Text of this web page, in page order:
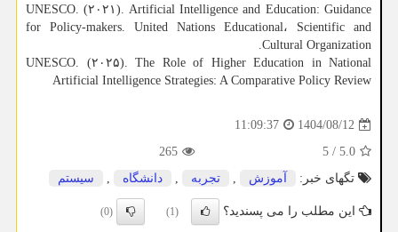
UNESCO. (۲۰۲۱). Artificial Intelligence and Education: Guidance
for Policy-makers. United Nations Educational، Scientific and
Cultural Organization.
UNESCO. (۲۰۲۵). The Role of Higher Education in National
Artificial Intelligence Strategies: A Comparative Policy Review
1404/08/12
11:09:37
5.0
/
5
265
تگهای خبر:
آموزش , تجربه , دانشگاه , سیستم
این مطلب را می پسندید؟ (1)
(0)